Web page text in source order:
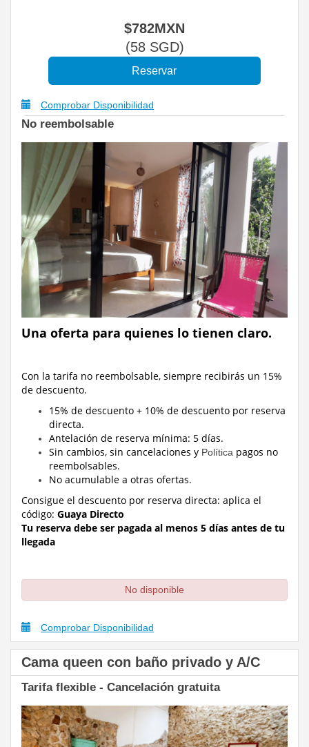
$782MXN
(58SGD)
Comprobar Disponibilidad
No reembolsable
Una oferta para quienes lo tienen claro.
Con la tarifa no reembolsable, siempre recibirás un 15%
de descuento.
15% de descuento + 10% de descuento por reserva
directa.
Antelación de reserva mínima: 5 días.
Sin cambios, sin cancelaciones y Política pagos no
reembolsables.
No acumulable a otras ofertas.
Consigue el descuento por reserva directa: aplica el
código: Guaya Directo
Tu reserva debe ser pagada al menos 5 días antes de tu
llegada
No disponible
Comprobar Disponibilidad
Cama queen con baño privado y A/C
Tarifa flexible - Cancelación gratuita